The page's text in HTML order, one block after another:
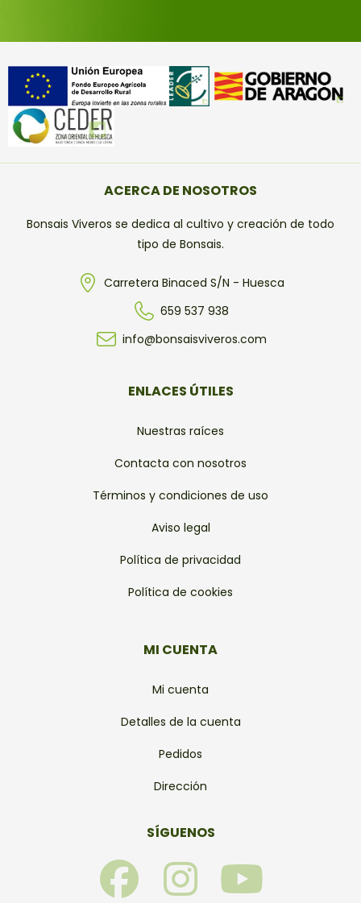
ACERCA DE NOSOTROS
Bonsais Viveros se dedica al cultivo y creación de todo
tipo de Bonsais.
Carretera Binaced S/N - Huesca
659 537 938
info@bonsaisviveros.com
ENLACES ÚTILES
Nuestras raíces
Contacta con nosotros
Términos y condiciones de uso
Aviso legal
Política de privacidad
Política de cookies
MI CUENTA
Mi cuenta
Detalles de la cuenta
Pedidos
Dirección
SÍGUENOS
F I Y